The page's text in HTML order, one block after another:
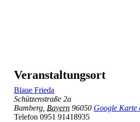
Veranstaltungsort
Blaue Frieda
Schützenstraße 2a
Bamberg Bayern 96050 Google Karte
Telefon 0951 91418935